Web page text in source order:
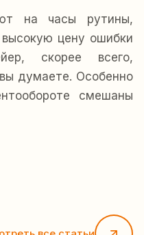
на часы рутины,
цену ошибки
скорее всего,
думаете. Особенно
смешаны